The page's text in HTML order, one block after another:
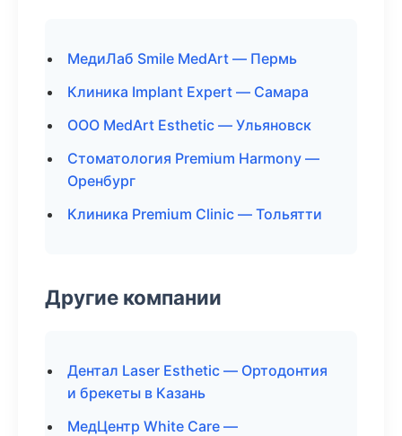
МедиЛаб Smile MedArt — Пермь
Клиника Implant Expert — Самара
ООО MedArt Esthetic — Ульяновск
Стоматология Premium Harmony —
Оренбург
Клиника Premium Clinic — Тольятти
Другие компании
Дентал Laser Esthetic — Ортодонтия
и брекеты в Казань
МедЦентр White Care —